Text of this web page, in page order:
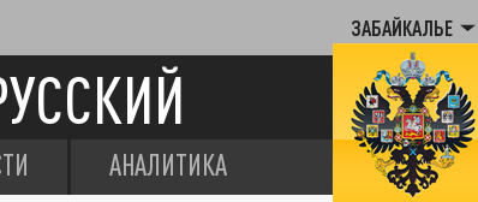
ЗАБАЙКАЛЬЕ
АНАЛИТИКА